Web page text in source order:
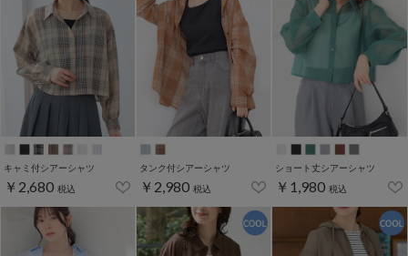
キャミ付シアーシャツ
￥2,680 税込
タンク付シアーシャツ
￥2,980 税込
ショート丈シアーシャツ
￥1,980 税込